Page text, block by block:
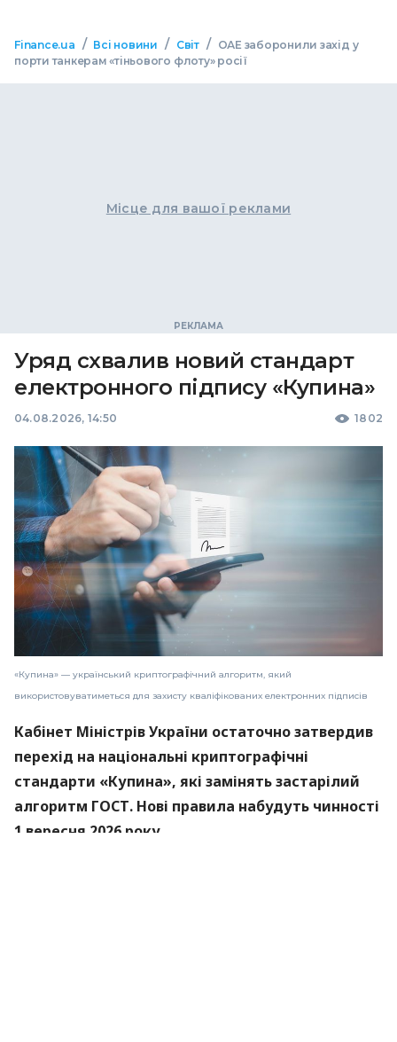
Finance.ua / Всі новини / Світ /
ОАЕ заборонили захід у
порти танкерам «тіньового флоту» росії
Місце для вашої реклами
Уряд схвалив новий стандарт
електронного підпису «Купина»
04.08.2026, 14:50 1802
«Купина» — український криптографічний алгоритм, який
використовуватиметься для захисту кваліфікованих електронних підписів
Кабінет Міністрів України остаточно затвердив
перехід на національні криптографічні
стандарти «Купина», які замінять застарілий
алгоритм ГОСТ. Нові правила набудуть чинності
1 вересня 2026 року.